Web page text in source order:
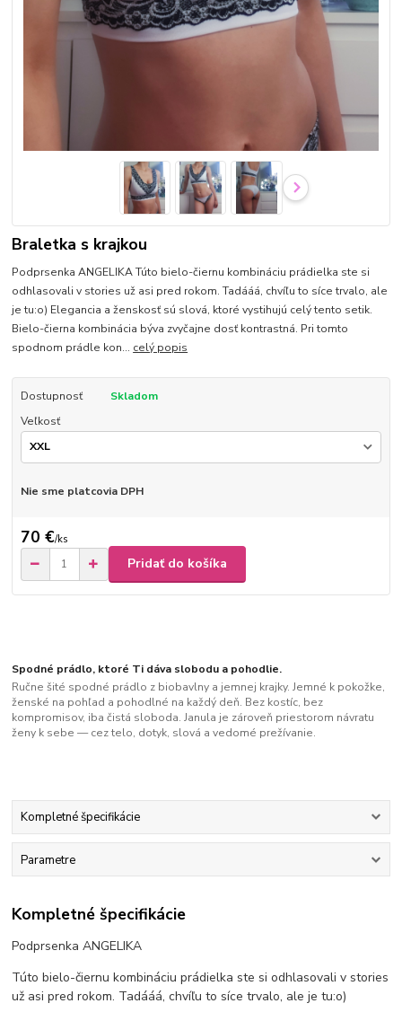
Braletka s krajkou
Podprsenka ANGELIKA Túto bielo-čiernu kombináciu prádielka ste si
odhlasovali v stories už asi pred rokom. Tadááá, chvíľu to síce trvalo, ale
je tu:o) Elegancia a ženskosť sú slová, ktoré vystihujú celý tento setik.
Bielo-čierna kombinácia býva zvyčajne dosť kontrastná. Pri tomto
spodnom prádle kon... celý popis
Dostupnosť
Skladom
Veľkosť
Nie sme platcovia DPH
70 €/ks
Pridať do košíka
Spodné prádlo, ktoré Ti dáva slobodu a pohodlie.
Ručne šité spodné prádlo z biobavlny a jemnej krajky. Jemné k pokožke,
ženské na pohľad a pohodlné na každý deň. Bez kostíc, bez
kompromisov, iba čistá sloboda. Janula je zároveň priestorom návratu
ženy k sebe — cez telo, dotyk, slová a vedomé prežívanie.
Kompletné špecifikácie
Parametre
Kompletné špecifikácie
Podprsenka ANGELIKA
Túto bielo-čiernu kombináciu prádielka ste si odhlasovali v stories
už asi pred rokom. Tadááá, chvíľu to síce trvalo, ale je tu:o)